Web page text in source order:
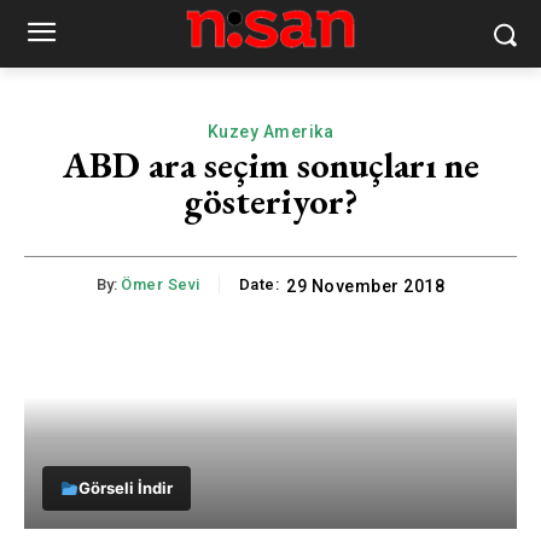
Kuzey Amerika
ABD ara seçim sonuçları ne
gösteriyor?
By: Ömer Sevi Date: 29 November 2018
Görseli İndir